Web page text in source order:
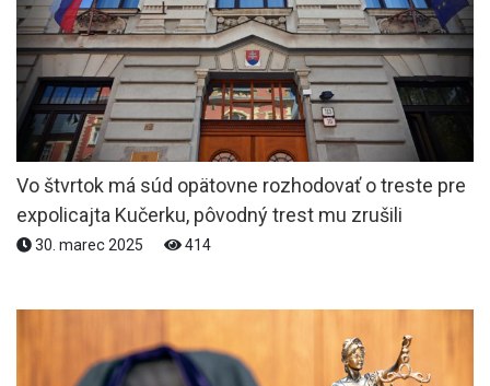
Vo štvrtok má súd opätovne rozhodovať o treste pre
expolicajta Kučerku, pôvodný trest mu zrušili
30. marec 2025 414